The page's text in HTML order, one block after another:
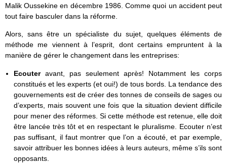
Malik Oussekine en décembre 1986. Comme quoi un accident peut
tout faire basculer dans la réforme.
Alors, sans être un spécialiste du sujet, quelques éléments de
méthode me viennent à l’esprit, dont certains empruntent à la
manière de gérer le changement dans les entreprises:
Ecouter avant, pas seulement après! Notamment les corps
constitués et les experts (et oui!) de tous bords. La tendance des
gouvernements est de créer des tonnes de conseils de sages ou
d’experts, mais souvent une fois que la situation devient difficile
pour mener des réformes. Si cette méthode est retenue, elle doit
être lancée très tôt et en respectant le pluralisme. Ecouter n’est
pas suffisant, il faut montrer que l’on a écouté, et par exemple,
savoir attribuer les bonnes idées à leurs auteurs, même s’ils sont
opposants.